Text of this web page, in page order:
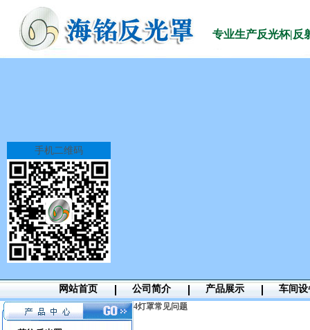
专业生产反光杯|反
网站首页 公司简介 产品展示 车间设
4灯罩常见问题
手机二维码